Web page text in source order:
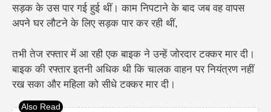
सड़क के उस पार गई हुई थीं। काम निपटाने के बाद जब वह वापस
अपने घर लौटने के लिए सड़क पार कर रही थीं,
तभी तेज रफ्तार में आ रही एक बाइक ने उन्हें जोरदार टक्कर मार दी।
बाइक की रफ्तार इतनी अधिक थी कि चालक वाहन पर नियंत्रण नहीं
रख सका और महिला को सीधे टक्कर मार दी।